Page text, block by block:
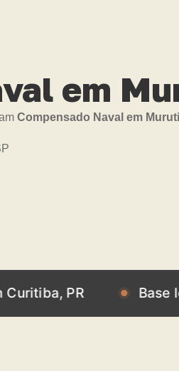
em
Compensado Naval em
PR Base logística